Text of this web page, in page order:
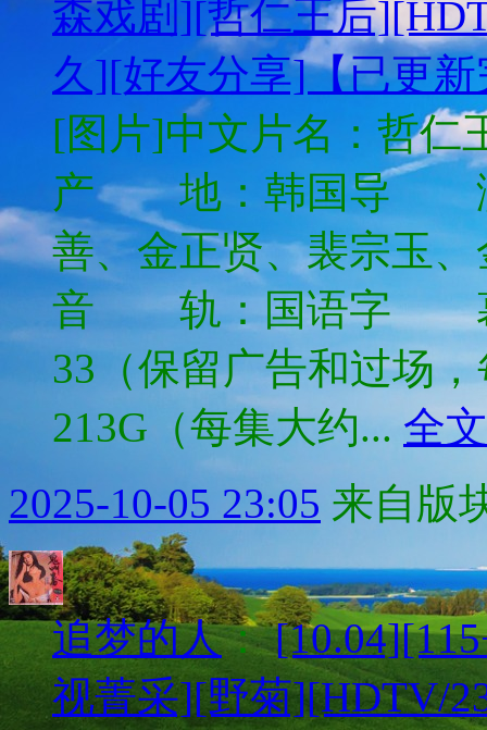
森戏剧][哲仁王后
久][好友分享]【已更新
[图片]中文片名：哲仁
产 地：韩国导
善、金正贤、裴宗玉
音 轨：国语字 幕
33（保留广告和过场
213G（每集大约... 全文
2025-10-05 23:05 来自版
追梦的人：
视菁采][野菊][HDTV/